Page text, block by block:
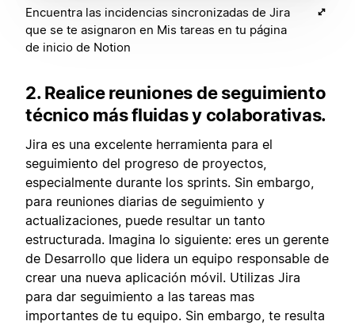
Encuentra las incidencias sincronizadas de Jira
que se te asignaron en Mis tareas en tu página
de inicio de Notion
2. Realice reuniones de seguimiento
técnico más fluidas y colaborativas.
Jira es una excelente herramienta para el
seguimiento del progreso de proyectos,
especialmente durante los sprints. Sin embargo,
para reuniones diarias de seguimiento y
actualizaciones, puede resultar un tanto
estructurada. Imagina lo siguiente: eres un gerente
de Desarrollo que lidera un equipo responsable de
crear una nueva aplicación móvil. Utilizas Jira
para dar seguimiento a las tareas mas
importantes de tu equipo. Sin embargo, te resulta